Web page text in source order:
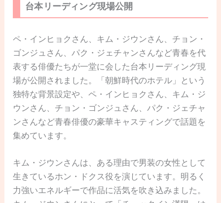
台本リーディング現場公開
ペ・インヒョクさん、キム・ジウンさん、チョン・
ゴンジュさん、パク・ジェチャンさんなど青春を代
表する俳優たちが一堂に会した台本リーディング現
場が公開されました。「朝鮮時代のホテル」という
独特な背景設定や、ペ・インヒョクさん、キム・ジ
ウンさん、チョン・ゴンジュさん、パク・ジェチャ
ンさんなど青春俳優の豪華キャスティングで話題を
集めています。
キム・ジウンさんは、ある理由で男装の女性として
生きているホン・ドクス役を演じています。明るく
力強いエネルギーで作品に活気を吹き込みました。